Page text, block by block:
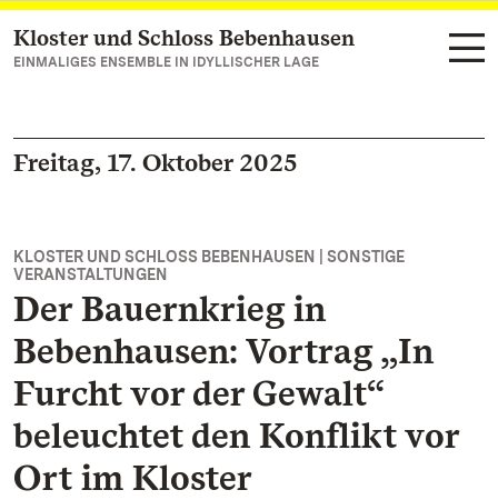
Zum Hauptinhalt springen
Kloster und Schloss Bebenhausen
EINMALIGES ENSEMBLE IN IDYLLISCHER LAGE
Freitag, 17. Oktober 2025
KLOSTER UND SCHLOSS BEBENHAUSEN | SONSTIGE
VERANSTALTUNGEN
Der Bauernkrieg in
Bebenhausen: Vortrag „In
Furcht vor der Gewalt“
beleuchtet den Konflikt vor
Ort im Kloster